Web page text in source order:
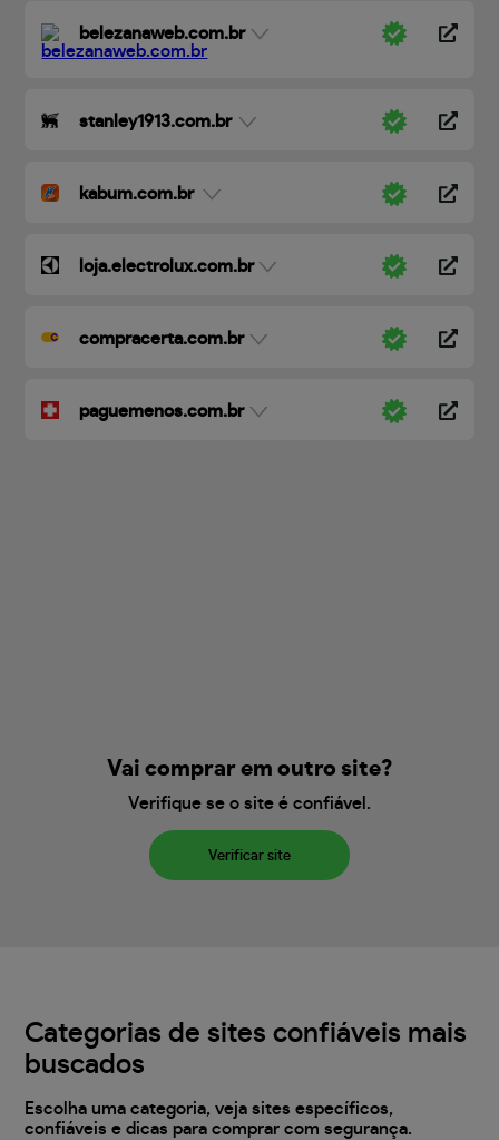
belezanaweb.com.br
stanley1913.com.br
kabum.com.br
loja.electrolux.com.br
compracerta.com.br
paguemenos.com.br
Vai comprar em outro site?
Verifique se o site é confiável.
Verificar site
Categorias de sites confiáveis mais
buscados
Escolha uma categoria, veja sites específicos,
confiáveis e dicas para comprar com segurança.